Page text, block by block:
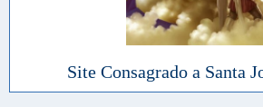
Site Consagrado a Santa